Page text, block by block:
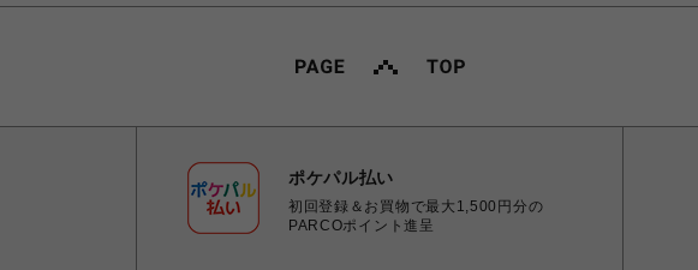
ポケパル払い
初回登録＆お買物で最大1,500円分の
PARCOポイント進呈